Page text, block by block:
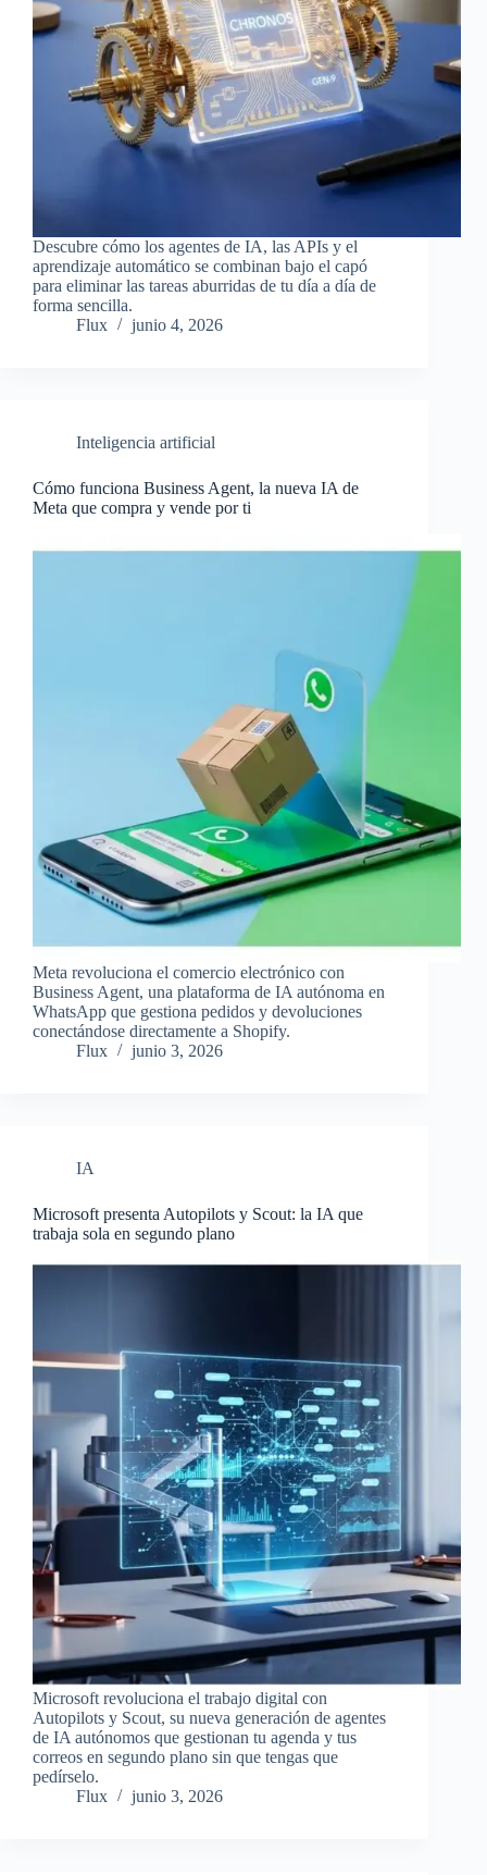
Descubre cómo los agentes de IA, las APIs y el
aprendizaje automático se combinan bajo el capó
para eliminar las tareas aburridas de tu día a día de
forma sencilla.
Flux
junio 4, 2026
Inteligencia artificial
Cómo funciona Business Agent, la nueva IA de
Meta que compra y vende por ti
Meta revoluciona el comercio electrónico con
Business Agent, una plataforma de IA autónoma en
WhatsApp que gestiona pedidos y devoluciones
conectándose directamente a Shopify.
Flux
junio 3, 2026
IA
Microsoft presenta Autopilots y Scout: la IA que
trabaja sola en segundo plano
Microsoft revoluciona el trabajo digital con
Autopilots y Scout, su nueva generación de agentes
de IA autónomos que gestionan tu agenda y tus
correos en segundo plano sin que tengas que
pedírselo.
Flux
junio 3, 2026